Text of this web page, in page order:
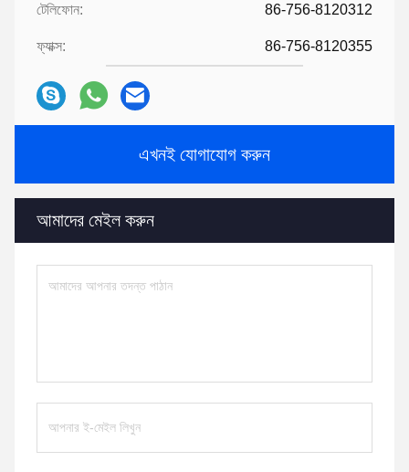
টেলিফোন: 86-756-8120312
ফ্যাক্স: 86-756-8120355
এখনই যোগাযোগ করুন
আমাদের মেইল ​​করুন